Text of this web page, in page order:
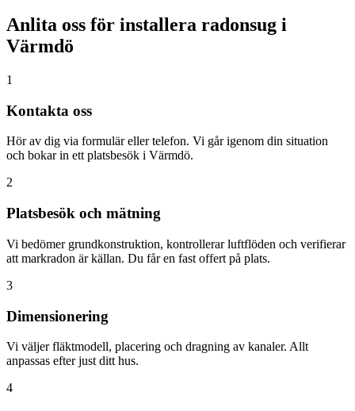
Anlita oss för installera radonsug i
Värmdö
1
Kontakta oss
Hör av dig via formulär eller telefon. Vi går igenom din situation
och bokar in ett platsbesök i Värmdö.
2
Platsbesök och mätning
Vi bedömer grundkonstruktion, kontrollerar luftflöden och verifierar
att markradon är källan. Du får en fast offert på plats.
3
Dimensionering
Vi väljer fläktmodell, placering och dragning av kanaler. Allt
anpassas efter just ditt hus.
4